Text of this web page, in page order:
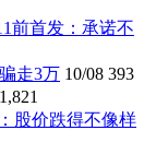
前首发：承诺不
走3万 10/08 393
1,821
股价跌得不像样